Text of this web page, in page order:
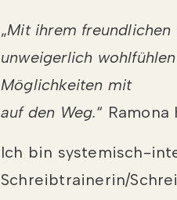
„Mit ihrem freundlichen
unweigerlich
Möglichkeiten mit
auf den Weg.“
Ich bin systemisch-
Schreibtrainerin/